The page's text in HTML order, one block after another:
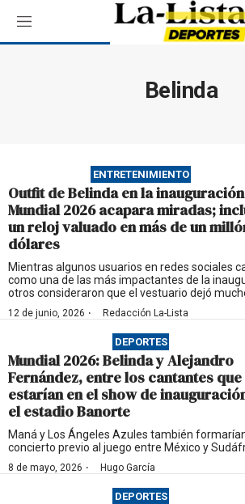
M
e
Belinda
ENTRETENIMIENTO
Outfit de Belinda en la
Mundial 2026 acapara miradas;
un reloj valuado en más de un
dólares
Mientras algunos usuarios en redes sociales
como una de las más impactantes de la
otros consideraron que el vestuario dejó
12 de junio, 2026 · Redacción La-Lista
DEPORTES
Mundial 2026: Belinda y Alejandro
Fernández, entre los cantantes que
estarían en el show de
el estadio Banorte
Maná y Los Ángeles Azules también
concierto previo al juego entre México y
8 de mayo, 2026 · Hugo García
DEPORTES